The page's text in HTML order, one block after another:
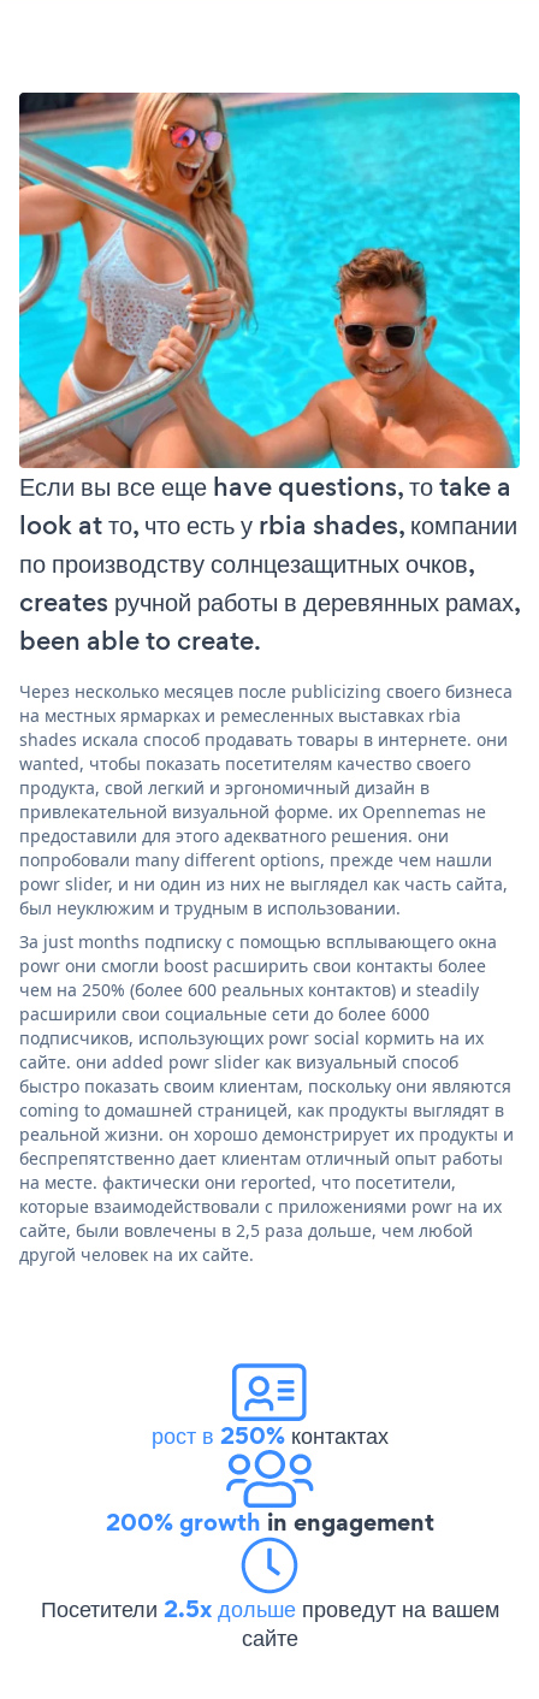
Если вы все еще have questions, то take a
look at то, что есть у rbia shades, компании
по производству солнцезащитных очков,
creates ручной работы в деревянных рамах,
been able to create.
Через несколько месяцев после publicizing своего бизнеса
на местных ярмарках и ремесленных выставках rbia
shades искала способ продавать товары в интернете. они
wanted, чтобы показать посетителям качество своего
продукта, свой легкий и эргономичный дизайн в
привлекательной визуальной форме. их Opennemas не
предоставили для этого адекватного решения. они
попробовали many different options, прежде чем нашли
powr slider, и ни один из них не выглядел как часть сайта,
был неуклюжим и трудным в использовании.
За just months подписку с помощью всплывающего окна
powr они смогли boost расширить свои контакты более
чем на 250% (более 600 реальных контактов) и steadily
расширили свои социальные сети до более 6000
подписчиков, использующих powr social кормить на их
сайте. они added powr slider как визуальный способ
быстро показать своим клиентам, поскольку они являются
coming to домашней страницей, как продукты выглядят в
реальной жизни. он хорошо демонстрирует их продукты и
беспрепятственно дает клиентам отличный опыт работы
на месте. фактически они reported, что посетители,
которые взаимодействовали с приложениями powr на их
сайте, были вовлечены в 2,5 раза дольше, чем любой
другой человек на их сайте.
рост в 250%контактах
200% growth in engagement
Посетители 2.5x дольше проведут на вашем
сайте